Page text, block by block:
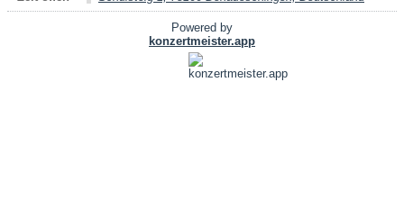
Powered by
konzertmeister.app